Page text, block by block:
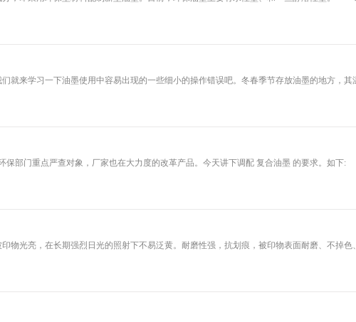
习一下油墨使用中容易出现的一些细小的操作错误吧。冬春季节存放油墨的地方，其
重点严查对象，厂家也在大力度的改革产品。今天讲下调配 复合油墨 的要求。如下:
，在长期强烈日光的照射下不易泛黄。耐磨性强，抗划痕，被印物表面耐磨、不掉色